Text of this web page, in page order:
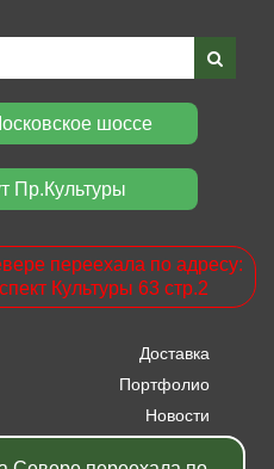
шоссе
Пр.Культуры
переехала по адресу:
Культуры 63 стр.2
Доставка
Портфолио
Новости